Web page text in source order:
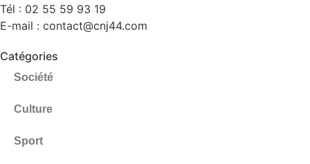
Tél : 02 55 59 93 19
E-mail : contact@cnj44.com
Catégories
Société
Culture
Sport